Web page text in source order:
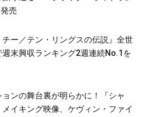
売
チー／テン・リングスの伝説』全世
週末興収ランキング2週連続No.1を
ンの舞台裏が明らかに！『シャ
メイキング映像、ケヴィン・ファイ